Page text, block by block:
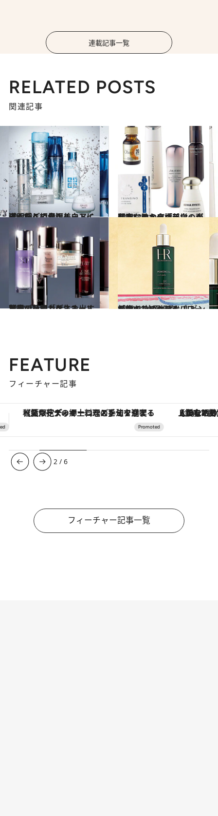
連載記事一覧
RELATED POSTS
関連記事
2014.3.11
透明感への最短ルートに導く新しい保湿美白アイテムをご紹介！
ビューティ＆ヘルス 2014.3.7
私たちになぜ「美白」が必要なのか皮膚科学の専門家に教えを請う
ビューティ＆ヘルス
2014.2.27
驚異の植物力を生み出す秘密の花園「ディオール ガーデン」とは？
ビューティ＆ヘルス 2014.3.22
植物の“始原細胞”パワーが頼もしいヘレナ ルビンスタインのセラム
ビューティ＆ヘルス
FEATURE
フィーチャー記事
【銀座で出合う最旬美容】美髪ケアや上質な眠り…セルフケアのアップデートから、特別な名入れギフトまで。大人のための「ReFa GINZA」クルーズ ヴァシュロン・コンスタンタ
3 /6
フィーチャー記事一覧